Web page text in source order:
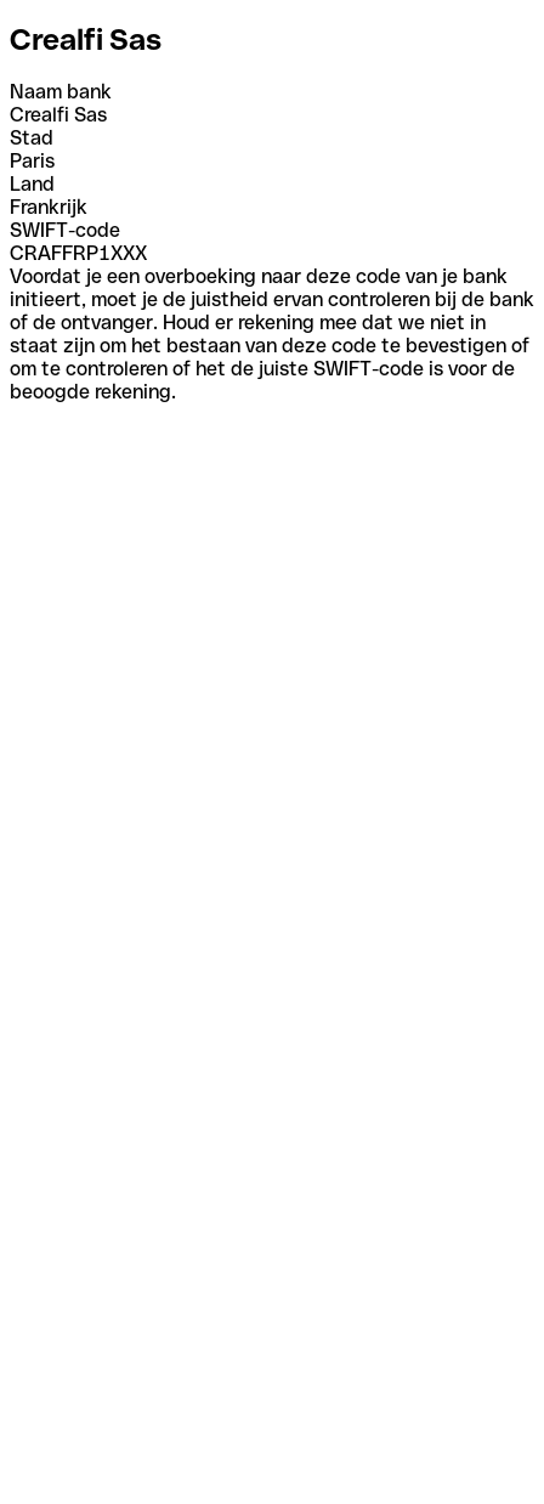
Crealfi Sas
Naam bank
Crealfi Sas
Stad
Paris
Land
Frankrijk
SWIFT-code
CRAFFRP1XXX
Voordat je een overboeking naar deze code van je bank
initieert, moet je de juistheid ervan controleren bij de bank
of de ontvanger. Houd er rekening mee dat we niet in
staat zijn om het bestaan van deze code te bevestigen of
om te controleren of het de juiste SWIFT-code is voor de
beoogde rekening.